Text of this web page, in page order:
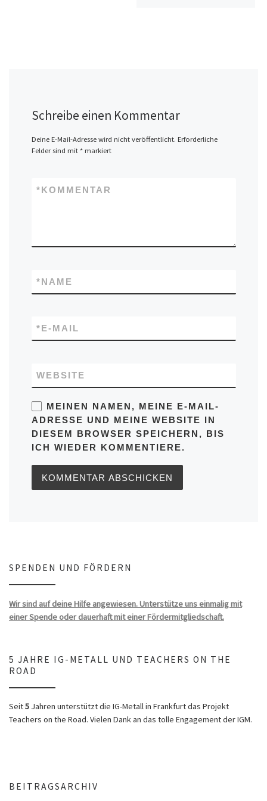
Schreibe einen Kommentar
Deine E-Mail-Adresse wird nicht veröffentlicht. Erforderliche
Felder sind mit *markiert
KOMMENTAR
*
NAME
*
E-MAIL
*
WEBSITE
MEINEN NAMEN, MEINE E-MAIL-
ADRESSE UND MEINE WEBSITE IN
DIESEM BROWSER SPEICHERN, BIS
ICH WIEDER KOMMENTIERE.
SPENDEN UND FÖRDERN
Wir sind auf deine Hilfe angewiesen. Unterstütze uns einmalig mit
einer Spende oder dauerhaft mit einer Fördermitgliedschaft.
5 JAHRE IG-METALL UND TEACHERS ON THE
ROAD
Seit5 Jahren unterstützt die IG-Metall in Frankfurt das Projekt
Teachers on the Road. Vielen Dank an das tolle Engagement der IGM.
BEITRAGSARCHIV